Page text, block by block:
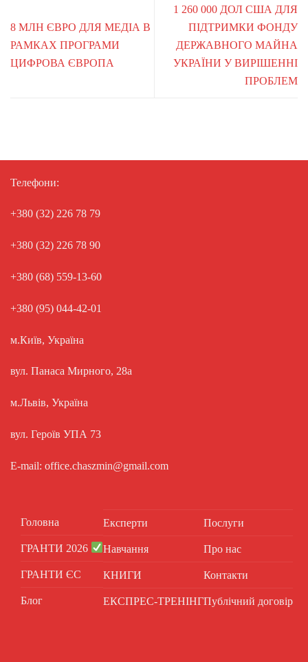
8 МЛН ЄВРО ДЛЯ МЕДІА В
РАМКАХ ПРОГРАМИ
ЦИФРОВА ЄВРОПА
1 260 000 ДОЛ США ДЛЯ
ПІДТРИМКИ ФОНДУ
ДЕРЖАВНОГО МАЙНА
УКРАЇНИ У ВИРІШЕННІ
ПРОБЛЕМ
Телефони:
+380 (32) 226 78 79
+380 (32) 226 78 90
+380 (68) 559-13-60
+380 (95) 044-42-01
м.Київ, Україна
вул. Панаса Мирного, 28а
м.Львів, Україна
вул. Героїв УПА 73
E-mail: office.chaszmin@gmail.com
Головна
ГРАНТИ 2026
ГРАНТИ ЄС
Блог
Експерти
Навчання
КНИГИ
ЕКСПРЕС-ТРЕНІНГ
Послуги
Про нас
Контакти
Публічний договір